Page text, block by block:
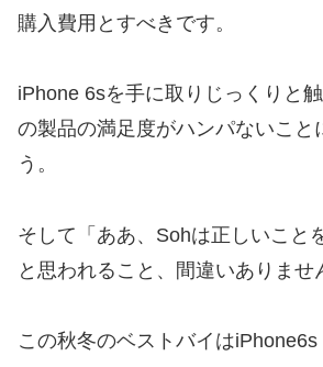
購入費用とすべきです。
iPhone 6sを手に取りじっくりと
の製品の満足度がハンパないこと
う。
そして「ああ、Sohは正しいこと
と思われること、間違いありませ
この秋冬のベストバイは